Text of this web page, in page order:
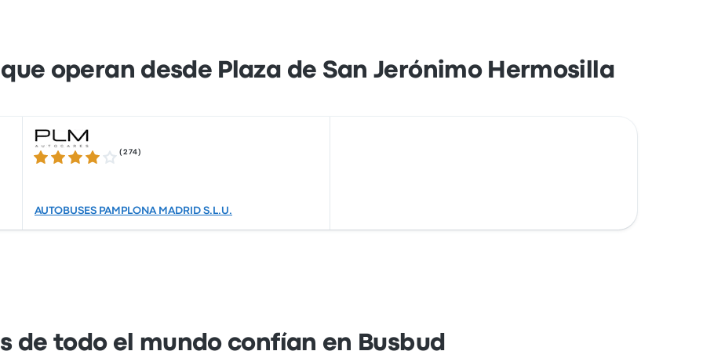
operan desde Plaza de San Jerónimo Hermosilla
4.2 de 5 estrellas
( 274 )
AUTOBUSES PAMPLONA MADRID S.L.U.
de todo el mundo confían en Busbud